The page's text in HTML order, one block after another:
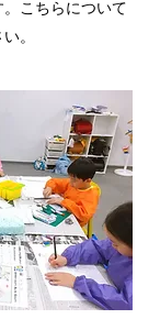
こちらについて
。